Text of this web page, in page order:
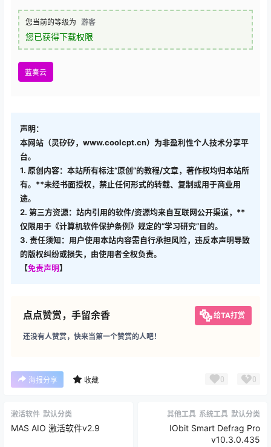
您当前的等级为 游客
您已获得下载权限
蓝奏云
声明：
本网站（灵矽矽，www.coolcpt.cn）为非盈利性个人技术分享平
台。
1. 原创内容：本站所有标注“原创”的教程/文章，著作权均归本站所
有。**未经书面授权，禁止任何形式的转载、复制或用于商业用
途。
2. 第三方资源：站内引用的软件/资源均来自互联网公开渠道，**
仅限用于《计算机软件保护条例》规定的“学习研究”目的。
3. 责任须知：用户使用本站内容需自行承担风险，违反本声明导致
的版权纠纷或损失，由使用者全权负责。
【免责声明】
点点赞赏，手留余香 给TA打赏
还没有人赞赏，快来当第一个赞赏的人吧！
海报分享 收藏 0 0
激活软件 默认分类
MAS AIO 激活软件v2.9
其他工具 系统工具 默认分类
IObit Smart Defrag Pro
v10.3.0.435